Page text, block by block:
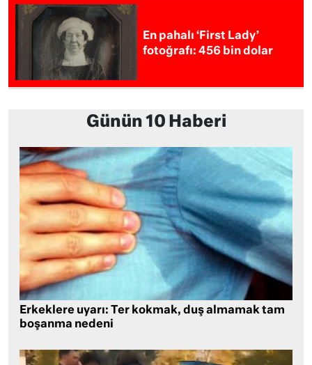
En pahalı ‘First Lady’
fotoğrafı: 456 bin dolar
Günün 10 Haberi
Erkeklere uyarı: Ter kokmak, duş almamak tam
boşanma nedeni